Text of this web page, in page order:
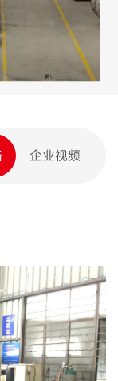
企业视频